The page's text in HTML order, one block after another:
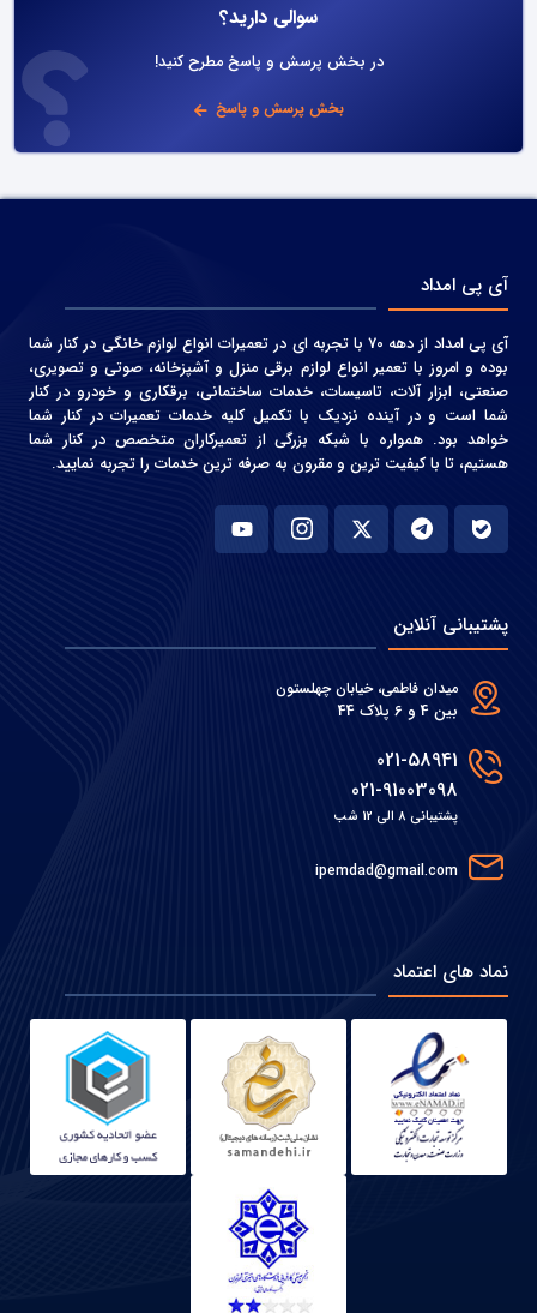
سوالی دارید؟
در بخش پرسش و پاسخ مطرح کنید!
بخش پرسش و پاسخ
آی پی امداد
آی پی امداد از دهه 70 با تجربه ای در تعمیرات انواع لوازم خانگی در کنار شما
بوده و امروز با تعمیر انواع لوازم برقی منزل و آشپزخانه، صوتی و‌ تصویری،
صنعتی، ابزار آلات، تاسیسات، خدمات ساختمانی، برقکاری و خودرو در کنار
شما است و در آینده نزدیک با تکمیل کلیه خدمات تعمیرات در کنار شما
خواهد بود. همواره با شبکه بزرگی از تعمیرکاران متخصص در کنار شما
هستیم، تا با کیفیت ترین و مقرون به صرفه ترین خدمات را تجربه نمایید.
پشتیبانی آنلاین
میدان فاطمی، خیابان چهلستون
بین 4 و 6 پلاک 44
021-58941
021-91003098
پشتیبانی 8 الی 12 شب
ipemdad@gmail.com
نماد های اعتماد